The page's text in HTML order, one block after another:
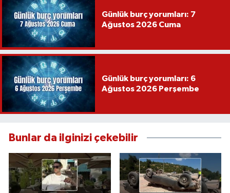
Günlük burç yorumları: 7
Ağustos 2026 Cuma
Günlük burç yorumları: 6
Ağustos 2026 Perşembe
Bunlar da ilginizi çekebilir